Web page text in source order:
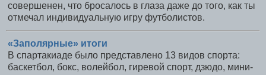
совершенен, что бросалось в глаза даже до того, как ты
отмечал индивидуальную игру футболистов.
«Заполярные» итоги
В спартакиаде было представлено 13 видов спорта:
баскетбол, бокс, волейбол, гиревой спорт, дзюдо, мини-